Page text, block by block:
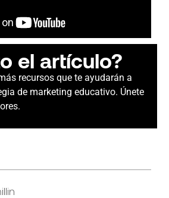
el artículo?
recursos que te ayudarán a
de marketing educativo. Únete